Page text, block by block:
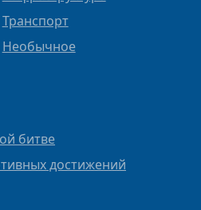
Транспорт
Необычное
битве
достижений